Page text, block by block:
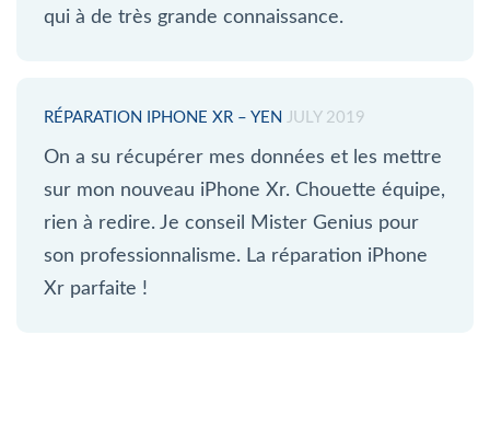
qui à de très grande connaissance.
RÉPARATION IPHONE XR – YEN JULY 2019
On a su récupérer mes données et les mettre
sur mon nouveau iPhone Xr. Chouette équipe,
rien à redire. Je conseil Mister Genius pour
son professionnalisme. La réparation iPhone
Xr parfaite !